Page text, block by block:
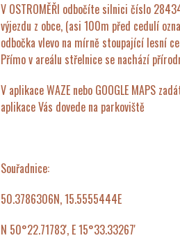
V OSTROMĚŘI odbočíte silnici číslo
výjezdu z obce, (asi 100m před cedulí
odbočka vlevo na mírně stoupající lesní
Přímo v areálu střelnice se nachází
V aplikace WAZE nebo GOOGLE MAPS
aplikace Vás dovede na parkoviště
Souřadnice:
50.3786306N, 15.5555444E
N 50°22.71783', E 15°33.33267'